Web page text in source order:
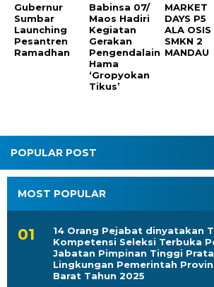
Pesantren
Ramadhan
Babinsa 07/
Maos Hadiri
Kegiatan
Gerakan
Pengendalain
Hama
‘Gropyokan
Tikus’
MARKET
DAYS P5
ALA OSIS
SMKN 2
MANDAU
POPULAR POST
MOST POPULAR
14 Orang Pejabat dinyatakan
Kompetensi Seleksi Terbuka
Jabatan Pimpinan Tinggi
Lingkungan Pemerintah
Barat Tahun 2025